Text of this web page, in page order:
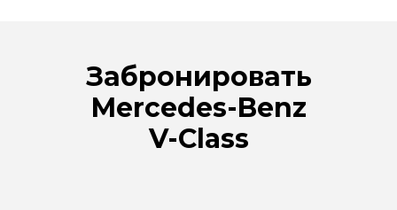
Забронировать
Mercedes-Benz
V-Class